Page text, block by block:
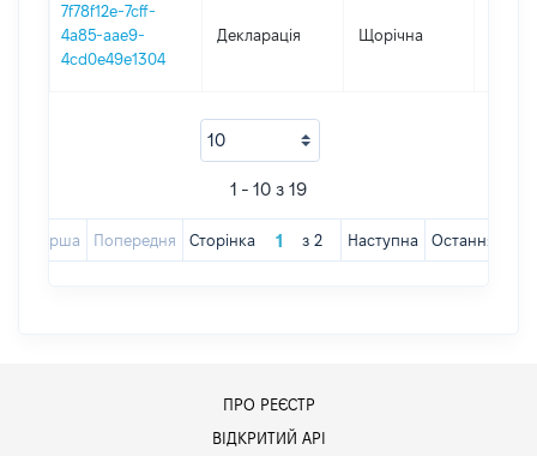
7f78f12e-7cff-
4a85-aae9-
4cd0e49e1304
Декларація Щорічна
1 - 10 з 19
Перша Попередня Сторінка з 2 Наступна Остання
ПРО РЕЄСТР
ВІДКРИТИЙ АРІ